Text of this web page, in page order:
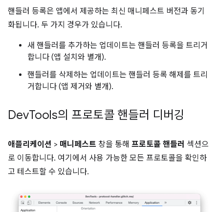
핸들러 등록은 앱에서 제공하는 최신 매니페스트 버전과 동기
화됩니다. 두 가지 경우가 있습니다.
새 핸들러를 추가하는 업데이트는 핸들러 등록을 트리거
합니다 (앱 설치와 별개).
핸들러를 삭제하는 업데이트는 핸들러 등록 해제를 트리
거합니다 (앱 제거와 별개).
DevTools의 프로토콜 핸들러 디버깅
애플리케이션 > 매니페스트 창을 통해 프로토콜 핸들러 섹션으
로 이동합니다. 여기에서 사용 가능한 모든 프로토콜을 확인하
고 테스트할 수 있습니다.